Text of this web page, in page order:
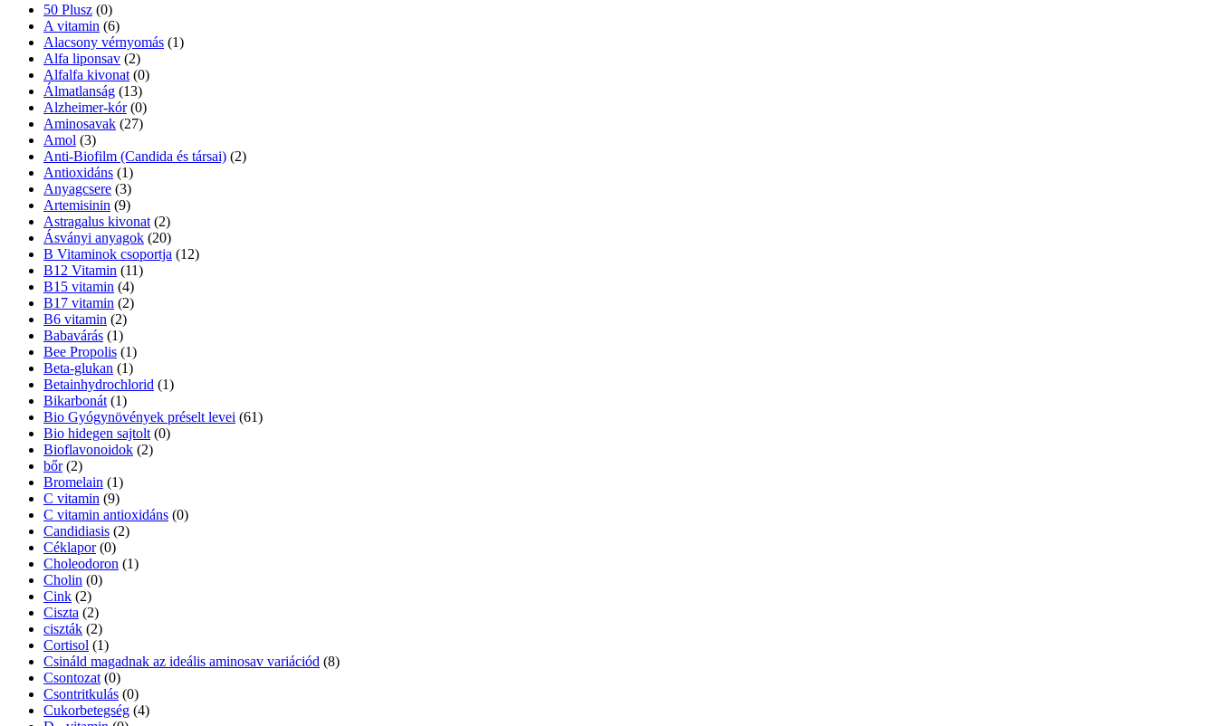
50 Plusz (0)
A vitamin (6)
Alacsony vérnyomás (1)
Alfa liponsav (2)
Alfalfa kivonat (0)
Álmatlanság (13)
Alzheimer-kór (0)
Aminosavak (27)
Amol (3)
Anti-Biofilm (Candida és társai) (2)
Antioxidáns (1)
Anyagcsere (3)
Artemisinin (9)
Astragalus kivonat (2)
Ásványi anyagok (20)
B Vitaminok csoportja (12)
B12 Vitamin (11)
B15 vitamin (4)
B17 vitamin (2)
B6 vitamin (2)
Babavárás (1)
Bee Propolis (1)
Beta-glukan (1)
Betainhydrochlorid (1)
Bikarbonát (1)
Bio Gyógynövények préselt levei (61)
Bio hidegen sajtolt (0)
Bioflavonoidok (2)
bőr (2)
Bromelain (1)
C vitamin (9)
C vitamin antioxidáns (0)
Candidiasis (2)
Céklapor (0)
Choleodoron (1)
Cholin (0)
Cink (2)
Ciszta (2)
ciszták (2)
Cortisol (1)
Csináld magadnak az ideális aminosav variációd (8)
Csontozat (0)
Csontritkulás (0)
Cukorbetegség (4)